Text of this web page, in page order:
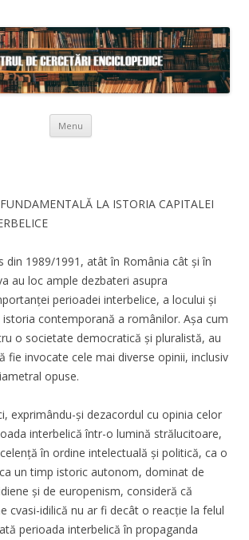
Menu Skip to content
LA ISTORIA CAPITALEI
din 1989/1991, atât în România cât și în
au loc ample dezbateri asupra
perioadei interbelice, a locului și
contemporană a românilor. Așa cum
o societate democratică și pluralistă, au
fie invocate cele mai diverse opinii, inclusiv
opuse.
exprimându-și dezacordul cu opinia celor
interbelică într-o lumină strălucitoare,
în ordine intelectuală și politică, ca o
un timp istoric autonom, dominat de
și de europenism, consideră că
cvasi-idilică nu ar fi decât o reacție la felul
perioada interbelică în propaganda